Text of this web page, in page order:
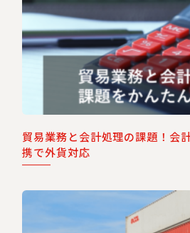
貿易業務と会計処理の課題！会
携で外貨対応